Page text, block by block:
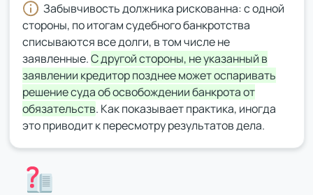
Забывчивость должника рискованна: с одной
стороны, по итогам судебного банкротства
списываются все долги, в том числе не
заявленные.С другой стороны, не указанный в
заявлении кредитор позднее может оспаривать
решение суда об освобождении банкрота от
обязательств. Как показывает практика, иногда
это приводит к пересмотру результатов дела.